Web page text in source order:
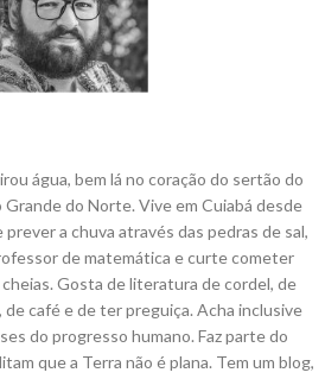
água, bem lá no coração do sertão do
Grande do Norte. Vive em Cuiabá desde
a chuva através das pedras de sal,
de matemática e curte cometer
Gosta de literatura de cordel, de
de café e de ter preguiça. Acha inclusive
do progresso humano. Faz parte do
que a Terra não é plana. Tem um blog,